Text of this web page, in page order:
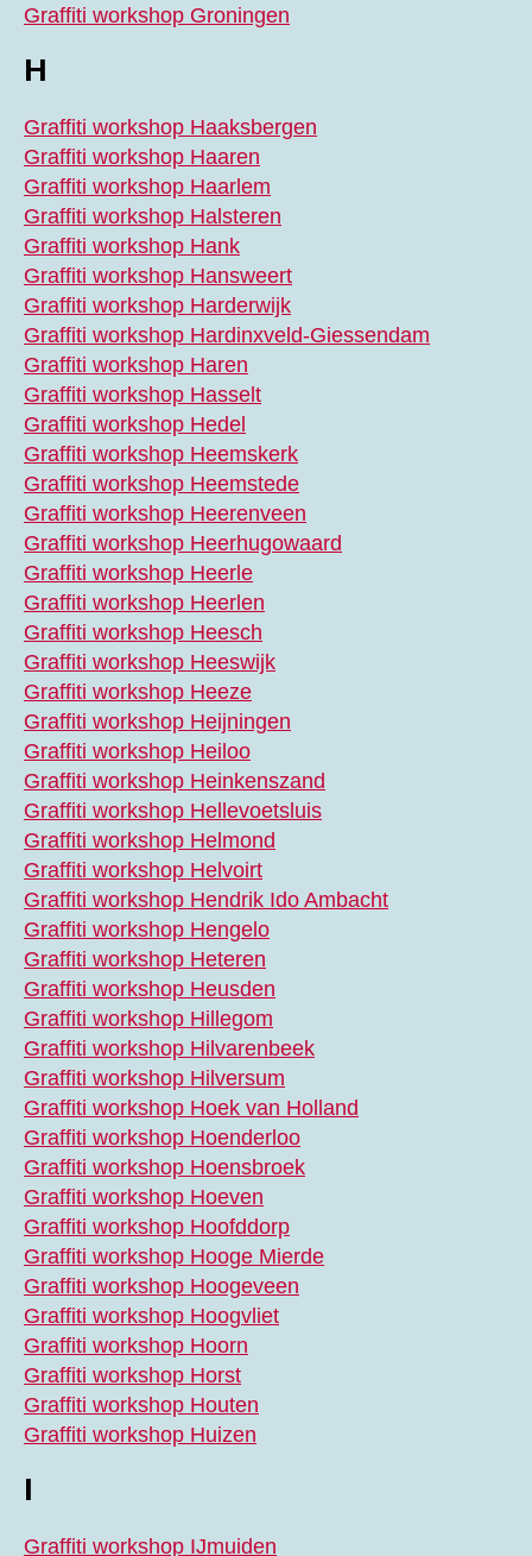
Graffiti workshop Groningen
H
Graffiti workshop Haaksbergen
Graffiti workshop Haaren
Graffiti workshop Haarlem
Graffiti workshop Halsteren
Graffiti workshop Hank
Graffiti workshop Hansweert
Graffiti workshop Harderwijk
Graffiti workshop Hardinxveld-Giessendam
Graffiti workshop Haren
Graffiti workshop Hasselt
Graffiti workshop Hedel
Graffiti workshop Heemskerk
Graffiti workshop Heemstede
Graffiti workshop Heerenveen
Graffiti workshop Heerhugowaard
Graffiti workshop Heerle
Graffiti workshop Heerlen
Graffiti workshop Heesch
Graffiti workshop Heeswijk
Graffiti workshop Heeze
Graffiti workshop Heijningen
Graffiti workshop Heiloo
Graffiti workshop Heinkenszand
Graffiti workshop Hellevoetsluis
Graffiti workshop Helmond
Graffiti workshop Helvoirt
Graffiti workshop Hendrik Ido Ambacht
Graffiti workshop Hengelo
Graffiti workshop Heteren
Graffiti workshop Heusden
Graffiti workshop Hillegom
Graffiti workshop Hilvarenbeek
Graffiti workshop Hilversum
Graffiti workshop Hoek van Holland
Graffiti workshop Hoenderloo
Graffiti workshop Hoensbroek
Graffiti workshop Hoeven
Graffiti workshop Hoofddorp
Graffiti workshop Hooge Mierde
Graffiti workshop Hoogeveen
Graffiti workshop Hoogvliet
Graffiti workshop Hoorn
Graffiti workshop Horst
Graffiti workshop Houten
Graffiti workshop Huizen
I
Graffiti workshop IJmuiden